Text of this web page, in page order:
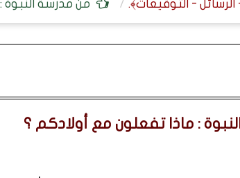
من مدرسة
: ماذا تفعلون مع أولادكم ؟